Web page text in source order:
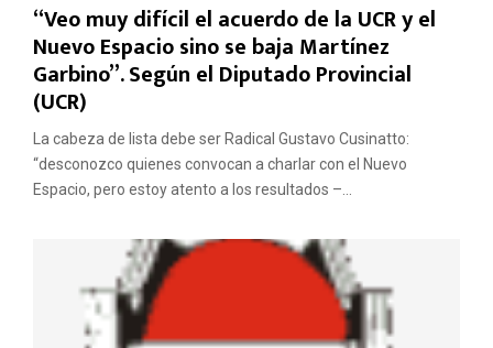
“Veo muy difícil el acuerdo de la UCR y el
Nuevo Espacio sino se baja Martínez
Garbino”. Según el Diputado Provincial
(UCR)
La cabeza de lista debe ser Radical Gustavo Cusinatto:
“desconozco quienes convocan a charlar con el Nuevo
Espacio, pero estoy atento a los resultados –...